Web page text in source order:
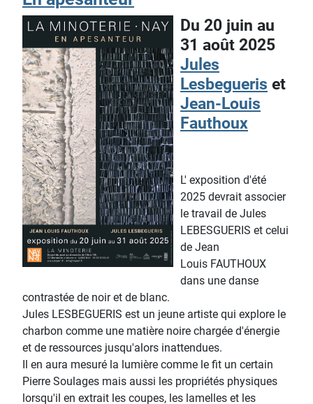
Du 20 juin au
31 août 2025
Jules
Lesbegueris et
Jean-Louis
Fauthoux
L' exposition d'été
2025 devrait associer
le travail de Jules
LEBESGUERIS et celui
de Jean
Louis FAUTHOUX
dans une danse
contrastée de noir et de blanc.
Jules LESBEGUERIS est un jeune artiste qui explore le
charbon comme une matière noire chargée d'énergie
et de ressources jusqu'alors inattendues.
Il en aura mesuré la lumière comme le fit un certain
Pierre Soulages mais aussi les propriétés physiques
lorsqu'il en extrait les coupes, les lamelles et les